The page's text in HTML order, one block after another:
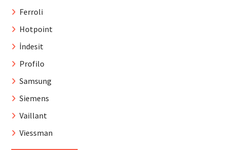
Ferroli
Hotpoint
İndesit
Profilo
Samsung
Siemens
Vaillant
Viessman